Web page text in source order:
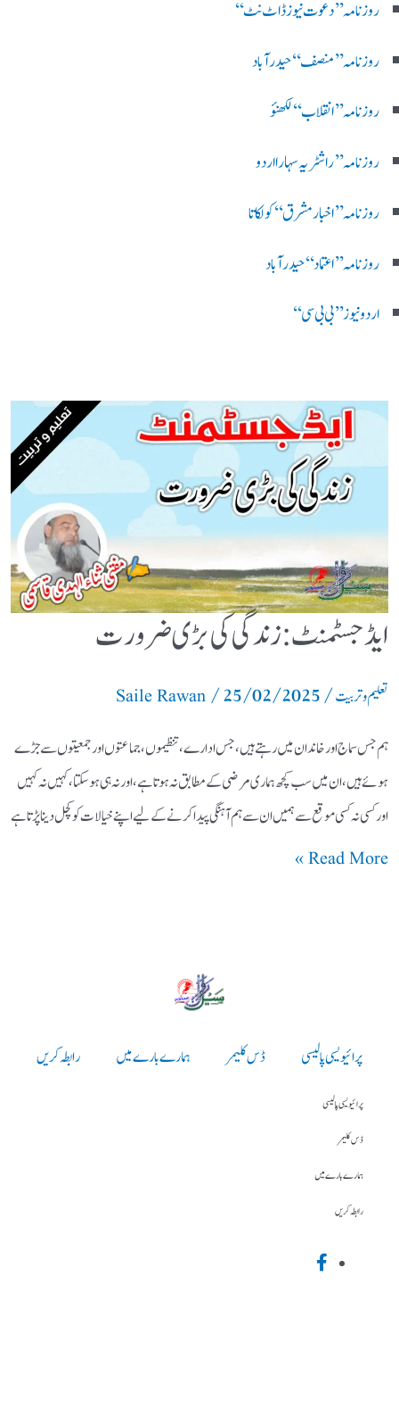
روز نامہ ’’ دعوت نیوز ڈاٹ نٹ‘‘
روزنامہ ’’ منصف‘‘ حیدر آباد
روزنامہ ’’ انقلاب‘‘ لکھنؤ
روز نامہ ’’راشٹریہ سہارا اردو
روزنامہ ’’اخبارمشرق‘‘ کولکاتا
روزنامہ ’’اعتماد‘‘ حیدرآباد
اردو نیوز ’’بی بی سی‘‘
ایڈجسٹمنٹ: زندگی کی بڑی ضرورت
تعلیم و تربیت/
Saile Rawan /25/02/2025
ہم جس سماج اور خاندان میں رہتے ہیں، جس ادارے، تنظیموں، جماعتوں اور جمعیتوں سے جڑے
ہوئے ہیں، ان میں سب کچھ ہماری مرضی کے مطابق نہ ہوتا ہے، اور نہ ہی ہو سکتا، کہیں نہ کہیں
اور کسی نہ کسی موقع سے ہمیں ان سے ہم آہنگی پیدا کرنے کے لیے اپنے خیالات کو کچل دینا پڑتا ہے
Read More »
پرائیویسی پالیسی ڈس کلیمر ہمارے بارے میں رابطہ کریں
پرائیویسی پالیسی
ڈس کلیمر
ہمارے بارے میں
رابطہ کریں